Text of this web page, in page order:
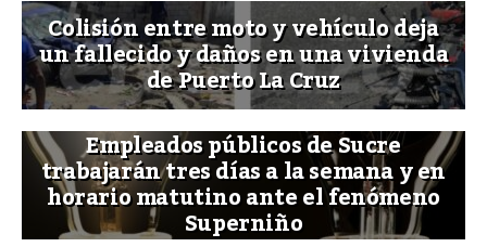
Colisión entre moto y vehículo deja
un fallecido y daños en una vivienda
de Puerto La Cruz
Empleados públicos de Sucre
trabajarán tres días a la semana y en
horario matutino ante el fenómeno
Superniño